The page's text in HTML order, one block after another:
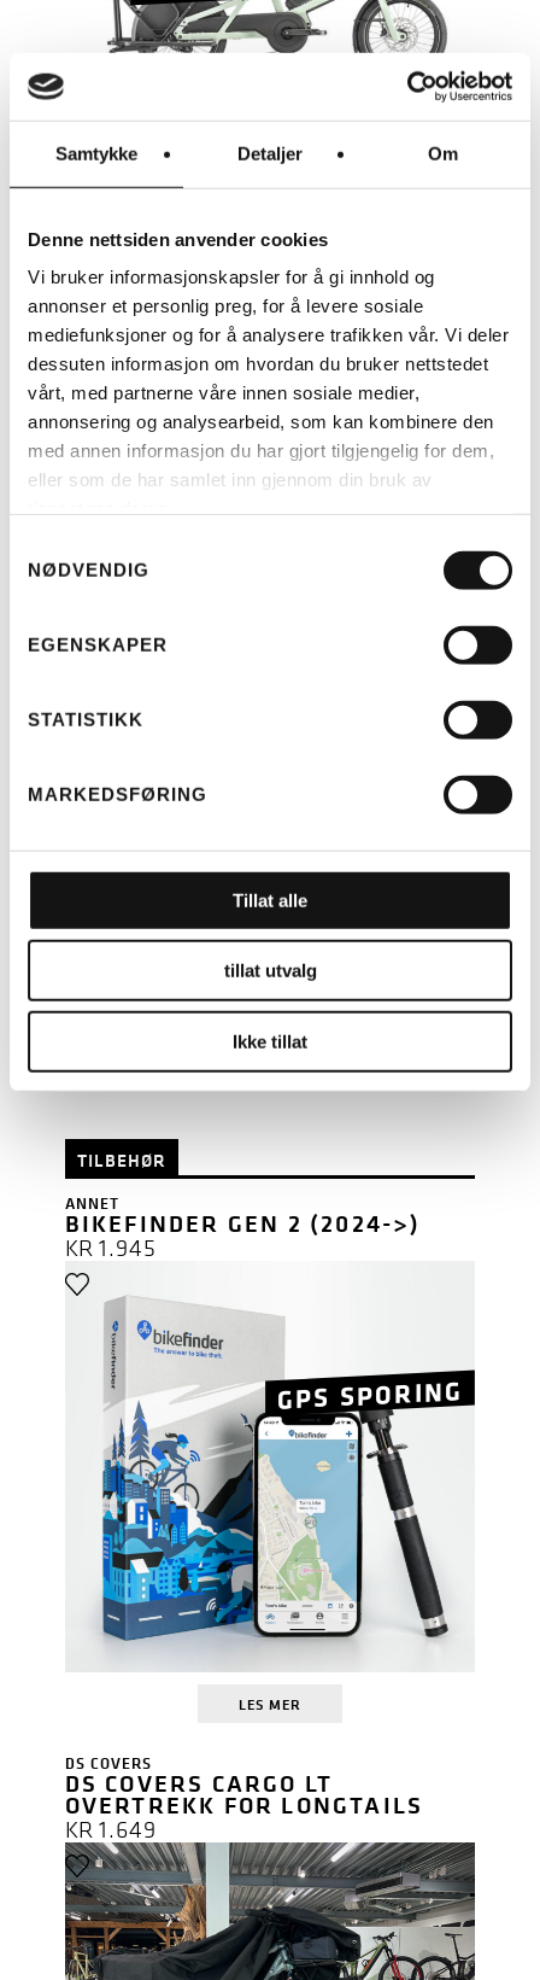
Samtykke Detaljer Om
Denne nettsiden anvender cookies
Vi bruker informasjonskapsler for å gi innhold og
annonser et personlig preg, for å levere sosiale
mediefunksjoner og for å analysere trafikken vår. Vi deler
dessuten informasjon om hvordan du bruker nettstedet
vårt, med partnerne våre innen sosiale medier,
annonsering og analysearbeid, som kan kombinere den
med annen informasjon du har gjort tilgjengelig for dem,
eller som de har samlet inn gjennom din bruk av
NØDVENDIG
EGENSKAPER
STATISTIKK
MARKEDSFØRING
Tillat alle
tillat utvalg
Ikke tillat
LES MER
TILBUD!
TERN OROX S12 27,5
KR80.000OPPRINNELIG
PRIS
VAR:
KR 80.000.
KR62.900
NÅVÆRENDE
PRIS
ER:
KR 62.900.
TILBUD!
BENNO BOOST 10D CX545
ANTHRACITE GRAY, EASY ON,
TILBEHØR
GPS SPORING
ANNET
BIKEFINDER GEN 2 (2024->)
KR1.945
LES MER
DS COVERS
DS COVERS CARGO LT
OVERTREKK FOR LONGTAILS
KR1.649